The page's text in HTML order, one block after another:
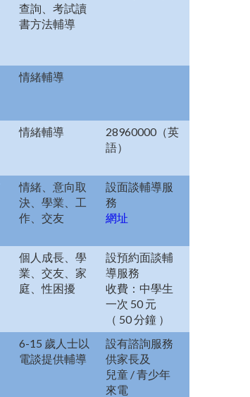
查詢、考試讀
書方法輔導
情緒輔導
情緒輔導
28960000（英
語）
情緒、意向取
決、學業、工
作、交友
設面談輔導服
務
網址
個人成長、學
業、交友、家
庭、性困擾
設預約面談輔
導服務
收費：中學生
一次 50 元
（ 50 分鐘 ）
6-15 歲人士以
電談提供輔導
設有諮詢服務
供家長及
兒童 / 青少年
來電